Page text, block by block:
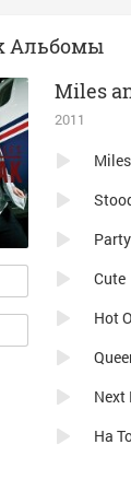
Альбомы
Miles
2011
Cute
Hot
Next
Ha